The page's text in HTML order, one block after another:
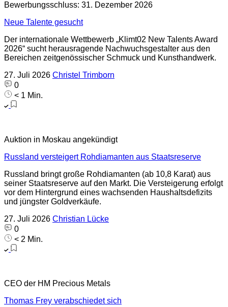
Bewerbungsschluss: 31. Dezember 2026
Neue Talente gesucht
Der internationale Wettbewerb „Klimt02 New Talents Award
2026“ sucht herausragende Nachwuchsgestalter aus den
Bereichen zeitgenössischer Schmuck und Kunsthandwerk.
27. Juli 2026 Christel Trimborn
0
< 1 Min.
Auktion in Moskau angekündigt
Russland versteigert Rohdiamanten aus Staatsreserve
Russland bringt große Rohdiamanten (ab 10,8 Karat) aus
seiner Staatsreserve auf den Markt. Die Versteigerung erfolgt
vor dem Hintergrund eines wachsenden Haushaltsdefizits
und jüngster Goldverkäufe.
27. Juli 2026 Christian Lücke
0
< 2 Min.
CEO der HM Precious Metals
Thomas Frey verabschiedet sich